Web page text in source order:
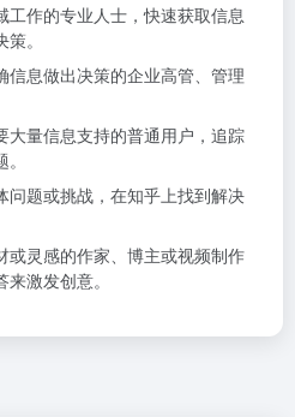
工作的专业人士，快速获取信息
。
信息做出决策的企业高管、管理
大量信息支持的普通用户，追踪
问题或挑战，在知乎上找到解决
或灵感的作家、博主或视频制作
激发创意。